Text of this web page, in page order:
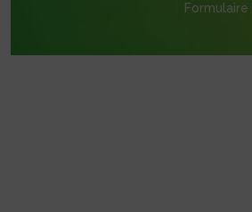
Formulaire